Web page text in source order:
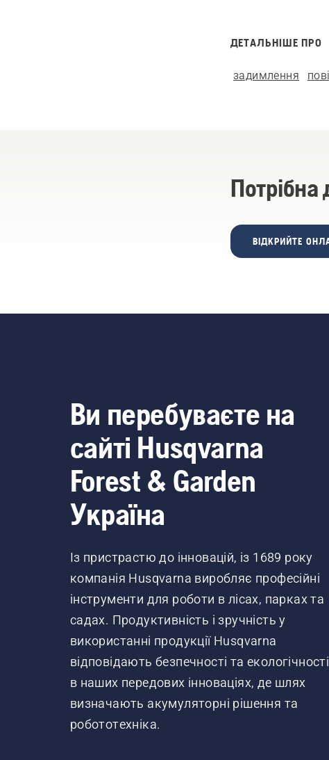
ДЕТАЛЬНІШЕ ПРО
задимлення
ВІДКРИЙТЕ
Ви перебуваєте на
сайті Husqvarna
Forest & Garden
Україна
Із пристрастю до інновацій, із 1689 року
компанія Husqvarna виробляє професійні
інструменти для роботи в лісах, парках та
садах. Продуктивність і зручність у
використанні продукції Husqvarna
відповідають безпечності та екологічності
в наших передових інноваціях, де шлях
визначають акумуляторні рішення та
робототехніка.